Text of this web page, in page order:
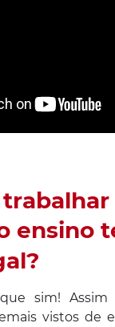
trabalhar
ensino
sim! Assim
vistos de